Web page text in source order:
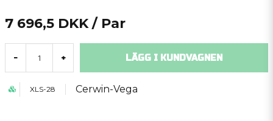
7 696,5 DKK / Par
- + LÄGG I KUNDVAGNEN
XLS-28 Cerwin-Vega